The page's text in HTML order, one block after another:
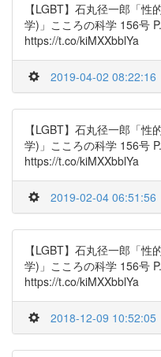
【LGBT】石丸径一郎「
学)」こころの科学 156号
https://t.co/kiMXXbblYa
2019-04-02 08:22:16
【LGBT】石丸径一郎「
学)」こころの科学 156号
https://t.co/kiMXXbblYa
2019-02-04 06:51:56
【LGBT】石丸径一郎「
学)」こころの科学 156号
https://t.co/kiMXXbblYa
2018-12-09 10:52:05